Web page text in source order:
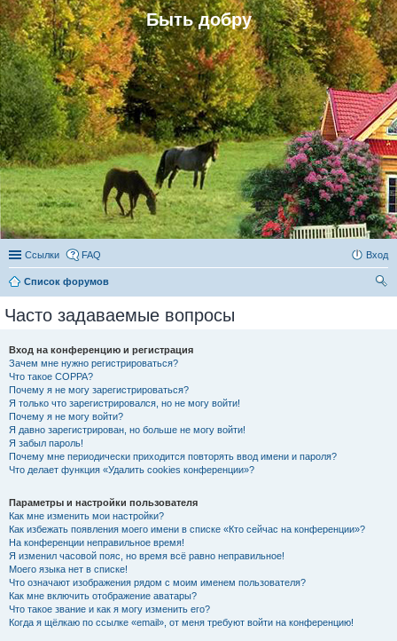
Быть добру
Ссылки FAQ Вход
Список форумов
Часто задаваемые вопросы
Вход на конференцию и регистрация
Зачем мне нужно регистрироваться?
Что такое COPPA?
Почему я не могу зарегистрироваться?
Я только что зарегистрировался, но не могу войти!
Почему я не могу войти?
Я давно зарегистрирован, но больше не могу войти!
Я забыл пароль!
Почему мне периодически приходится повторять ввод имени и пароля?
Что делает функция «Удалить cookies конференции»?
Параметры и настройки пользователя
Как мне изменить мои настройки?
Как избежать появления моего имени в списке «Кто сейчас на конференции»?
На конференции неправильное время!
Я изменил часовой пояс, но время всё равно неправильное!
Моего языка нет в списке!
Что означают изображения рядом с моим именем пользователя?
Как мне включить отображение аватары?
Что такое звание и как я могу изменить его?
Когда я щёлкаю по ссылке «email», от меня требуют войти на конференцию!